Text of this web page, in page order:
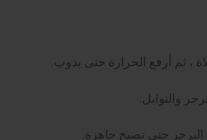
، ثم أرفع الحرارة حتى يذوب.
والتوابل.
حتى تصبح جاهزة.